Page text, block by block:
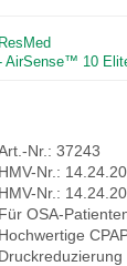
ResMed
AirSense™ 10
Nr.: 37243
HMV-Nr.:
HMV-Nr.:
Für OSA-
Hochwertige
Druckreduzierung